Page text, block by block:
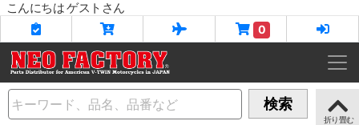
こんにちは ゲストさん
0
Name 検索